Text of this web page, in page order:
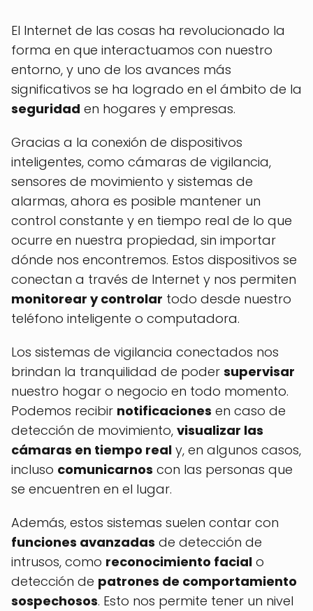
El Internet de las cosas ha revolucionado la
forma en que interactuamos con nuestro
entorno, y uno de los avances más
significativos se ha logrado en el ámbito de la
seguridad en hogares y empresas.
Gracias a la conexión de dispositivos
inteligentes, como cámaras de vigilancia,
sensores de movimiento y sistemas de
alarmas, ahora es posible mantener un
control constante y en tiempo real de lo que
ocurre en nuestra propiedad, sin importar
dónde nos encontremos. Estos dispositivos se
conectan a través de Internet y nos permiten
monitorear y controlar todo desde nuestro
teléfono inteligente o computadora.
Los sistemas de vigilancia conectados nos
brindan la tranquilidad de poder supervisar
nuestro hogar o negocio en todo momento.
Podemos recibir notificaciones en caso de
detección de movimiento, visualizar las
cámaras en tiempo real y, en algunos casos,
incluso comunicarnos con las personas que
se encuentren en el lugar.
Además, estos sistemas suelen contar con
funciones avanzadas de detección de
intrusos, como reconocimiento facial o
detección de patrones de comportamiento
sospechosos. Esto nos permite tener un nivel